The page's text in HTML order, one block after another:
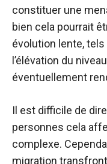
constituer une
bien cela pourrait
évolution lente,
l’élévation du
éventuellement
Il est difficile de
personnes cela
complexe.
migration